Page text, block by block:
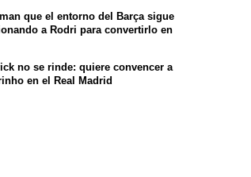
que el entorno del Barça sigue
a Rodri para convertirlo en
no se rinde: quiere convencer a
en el Real Madrid